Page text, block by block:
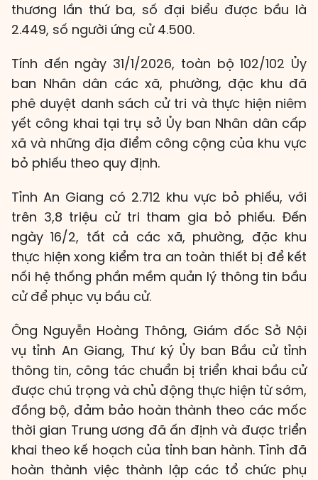
thương lần thứ ba, số đại biểu được bầu là
2.449, số người ứng cử 4.500.
Tính đến ngày 31/1/2026, toàn bộ 102/102 Ủy
ban Nhân dân các xã, phường, đặc khu đã
phê duyệt danh sách cử tri và thực hiện niêm
yết công khai tại trụ sở Ủy ban Nhân dân cấp
xã và những địa điểm công cộng của khu vực
bỏ phiếu theo quy định.
Tỉnh An Giang có 2.712 khu vực bỏ phiếu, với
trên 3,8 triệu cử tri tham gia bỏ phiếu. Đến
ngày 16/2, tất cả các xã, phường, đặc khu
thực hiện xong kiểm tra an toàn thiết bị để kết
nối hệ thống phần mềm quản lý thông tin bầu
cử để phục vụ bầu cử.
Ông Nguyễn Hoàng Thông, Giám đốc Sở Nội
vụ tỉnh An Giang, Thư ký Ủy ban Bầu cử tỉnh
thông tin, công tác chuẩn bị triển khai bầu cử
được chú trọng và chủ động thực hiện từ sớm,
đồng bộ, đảm bảo hoàn thành theo các mốc
thời gian Trung ương đã ấn định và được triển
khai theo kế hoạch của tỉnh ban hành. Tỉnh đã
hoàn thành việc thành lập các tổ chức phụ